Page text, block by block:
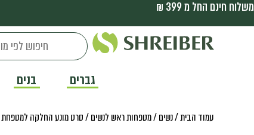
משלוח חינם החל מ 399 ₪
גברים בנים
עמוד הבית/נשים/מטפחות ראש לנשים/סרט מונע החלקה למטפחת